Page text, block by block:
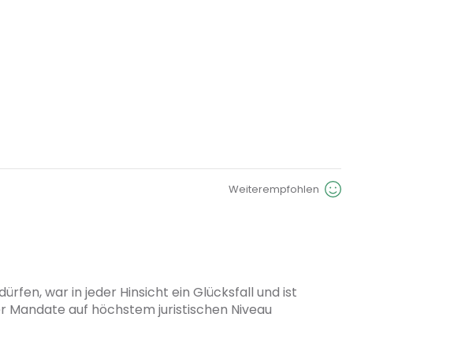
Weiterempfohlen
war in jeder Hinsicht ein Glücksfall und ist
auf höchstem juristischen Niveau